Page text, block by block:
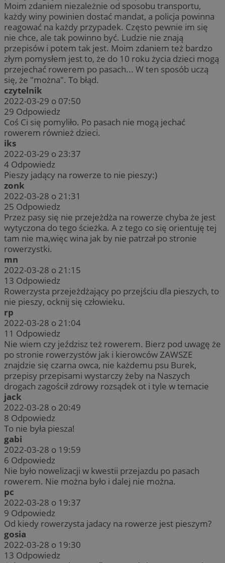
Moim zdaniem niezależnie od sposobu transportu,
każdy winy powinien dostać mandat, a policja powinna
reagować na każdy przypadek. Często pewnie im się
nie chce, ale tak powinno być. Ludzie nie znają
przepisów i potem tak jest. Moim zdaniem też bardzo
złym pomysłem jest to, że do 10 roku życia dzieci mogą
przejechać rowerem po pasach... W ten sposób uczą
się, że "można". To błąd.
czytelnik
2022-03-29 o 07:50
29 Odpowiedz
Coś Ci się pomyliło. Po pasach nie mogą jechać
rowerem również dzieci.
iks
2022-03-29 o 23:37
4 Odpowiedz
Pieszy jadący na rowerze to nie pieszy:)
zonk
2022-03-28 o 21:31
25 Odpowiedz
Przez pasy się nie przejeżdża na rowerze chyba że jest
wytyczona do tego ścieżka. A z tego co się orientuję tej
tam nie ma,więc wina jak by nie patrzał po stronie
rowerzystki.
mn
2022-03-28 o 21:15
13 Odpowiedz
Rowerzysta przejeżdżający po przejściu dla pieszych, to
nie pieszy, ocknij się człowieku.
rp
2022-03-28 o 21:04
11 Odpowiedz
Nie wiem czy jeździsz też rowerem. Bierz pod uwagę że
po stronie rowerzystów jak i kierowców ZAWSZE
znajdzie się czarna owca, nie każdemu psu Burek,
przepisy przepisami wystarczy żeby na Naszych
drogach zagościł zdrowy rozsądek ot i tyle w temacie
jack
2022-03-28 o 20:49
8 Odpowiedz
To nie była piesza!
gabi
2022-03-28 o 19:59
6 Odpowiedz
Nie było nowelizacji w kwestii przejazdu po pasach
rowerem. Nie można było i dalej nie można.
pc
2022-03-28 o 19:37
9 Odpowiedz
Od kiedy rowerzysta jadacy na rowerze jest pieszym?
gosia
2022-03-28 o 19:30
13 Odpowiedz